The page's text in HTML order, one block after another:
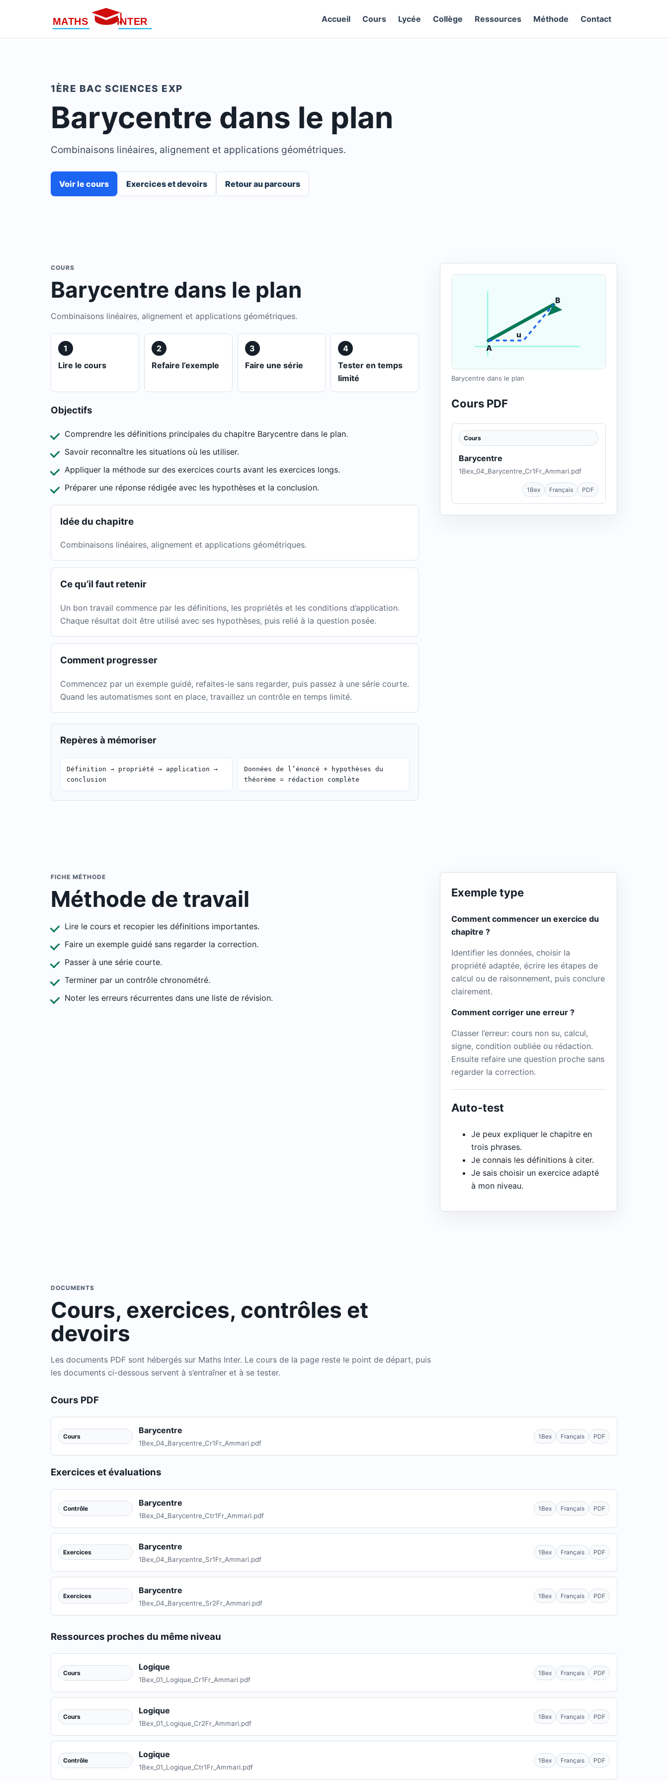
Accueil Cours Lycée Collège Ressources Méthode Contact
1ÈRE BAC SCIENCES EXP
Barycentre dans le plan
Combinaisons linéaires, alignement et applications géométriques.
Voir le cours Exercices et devoirs Retour au parcours
COURS
Barycentre dans le plan
Combinaisons linéaires, alignement et applications géométriques.
1
Lire le cours
2
Refaire l’exemple
3
Faire une série
4
Tester en temps
limité
Objectifs
Comprendre les définitions principales du chapitre Barycentre dans le plan.
Savoir reconnaître les situations où les utiliser.
Appliquer la méthode sur des exercices courts avant les exercices longs.
Préparer une réponse rédigée avec les hypothèses et la conclusion.
Idée du chapitre
Combinaisons linéaires, alignement et applications géométriques.
Ce qu’il faut retenir
Un bon travail commence par les définitions, les propriétés et les conditions d’application.
Chaque résultat doit être utilisé avec ses hypothèses, puis relié à la question posée.
Comment progresser
Commencez par un exemple guidé, refaites-le sans regarder, puis passez à une série courte.
Quand les automatismes sont en place, travaillez un contrôle en temps limité.
Repères à mémoriser
Définition → propriété → application →
conclusion
Données de l’énoncé + hypothèses du
théorème = rédaction complète
A
B
u
Barycentre dans le plan
Cours PDF
Cours
Barycentre
1Bex_04_Barycentre_Cr1Fr_Ammari.pdf
1Bex Français PDF
FICHE MÉTHODE
Méthode de travail
Lire le cours et recopier les définitions importantes.
Faire un exemple guidé sans regarder la correction.
Passer à une série courte.
Terminer par un contrôle chronométré.
Noter les erreurs récurrentes dans une liste de révision.
Exemple type
Comment commencer un exercice du
chapitre ?
Identifier les données, choisir la
propriété adaptée, écrire les étapes de
calcul ou de raisonnement, puis conclure
clairement.
Comment corriger une erreur ?
Classer l’erreur: cours non su, calcul,
signe, condition oubliée ou rédaction.
Ensuite refaire une question proche sans
regarder la correction.
Auto-test
Je peux expliquer le chapitre en
trois phrases.
Je connais les définitions à citer.
Je sais choisir un exercice adapté
à mon niveau.
DOCUMENTS
Cours, exercices, contrôles et
devoirs
Les documents PDF sont hébergés sur Maths Inter. Le cours de la page reste le point de départ, puis
les documents ci-dessous servent à s’entraîner et à se tester.
Cours PDF
Cours
Barycentre
1Bex_04_Barycentre_Cr1Fr_Ammari.pdf
1Bex Français PDF
Exercices et évaluations
Contrôle
Barycentre
1Bex_04_Barycentre_Ctr1Fr_Ammari.pdf
1Bex Français PDF
Exercices
Barycentre
1Bex_04_Barycentre_Sr1Fr_Ammari.pdf
1Bex Français PDF
Exercices
Barycentre
1Bex_04_Barycentre_Sr2Fr_Ammari.pdf
1Bex Français PDF
Ressources proches du même niveau
Cours
Logique
1Bex_01_Logique_Cr1Fr_Ammari.pdf
1Bex Français PDF
Cours
Logique
1Bex_01_Logique_Cr2Fr_Ammari.pdf
1Bex Français PDF
Contrôle
Logique
1Bex_01_Logique_Ctr1Fr_Ammari.pdf
1Bex Français PDF